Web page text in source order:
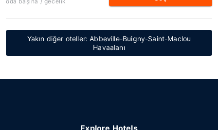
Yakın diğer oteller: Abbeville-Buigny-Saint-Maclou
Havaalanı
Explore Hotels